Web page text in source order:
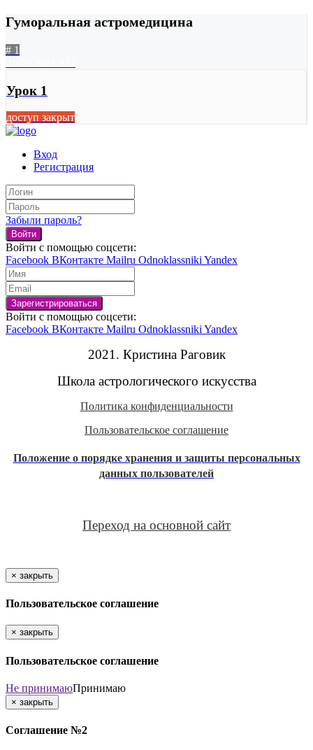
Гуморальная астромедицина
# 1
Урок 1
доступ закрыт
Вход
Регистрация
Забыли пароль?
Войти
Войти с помощью соцсети:
Facebook ВКонтакте Mailru OdnoklassnikiYandex
Войти с помощью соцсети:
Facebook ВКонтакте Mailru OdnoklassnikiYandex
2021. Кристина Раговик
Школа астрологического искусства
Политика конфиденциальности
Пользовательское соглашение
Положение о порядке хранения и защиты персональных
данных пользователей
Переход на основной сайт
× закрыть
Пользовательское соглашение
× закрыть
Пользовательское соглашение
Не принимаюПринимаю
× закрыть
Соглашение №2